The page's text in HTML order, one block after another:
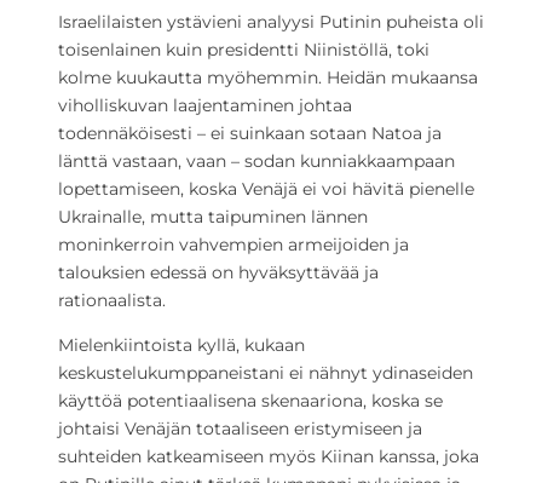
Israelilaisten ystävieni analyysi Putinin puheista oli
toisenlainen kuin presidentti Niinistöllä, toki
kolme kuukautta myöhemmin. Heidän mukaansa
viholliskuvan laajentaminen johtaa
todennäköisesti – ei suinkaan sotaan Natoa ja
länttä vastaan, vaan – sodan kunniakkaampaan
lopettamiseen, koska Venäjä ei voi hävitä pienelle
Ukrainalle, mutta taipuminen lännen
moninkerroin vahvempien armeijoiden ja
talouksien edessä on hyväksyttävää ja
rationaalista.
Mielenkiintoista kyllä, kukaan
keskustelukumppaneistani ei nähnyt ydinaseiden
käyttöä potentiaalisena skenaariona, koska se
johtaisi Venäjän totaaliseen eristymiseen ja
suhteiden katkeamiseen myös Kiinan kanssa, joka